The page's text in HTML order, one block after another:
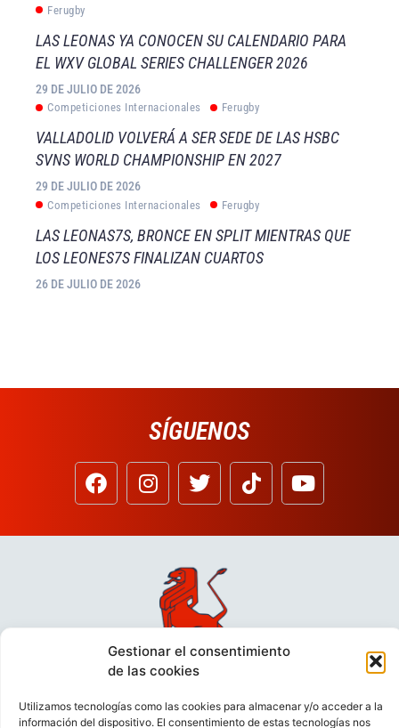
Gestionar el consentimiento
de las cookies
Utilizamos tecnologías como las cookies para almacenar y/o acceder a la
información del dispositivo. El consentimiento de estas tecnologías nos
Ferugby
LAS LEONAS YA CONOCEN SU CALENDARIO PARA
EL WXV GLOBAL SERIES CHALLENGER 2026
29 DE JULIO DE 2026
Competiciones Internacionales Ferugby
VALLADOLID VOLVERÁ A SER SEDE DE LAS HSBC
SVNS WORLD CHAMPIONSHIP EN 2027
29 DE JULIO DE 2026
Competiciones Internacionales Ferugby
LAS LEONAS7S, BRONCE EN SPLIT MIENTRAS QUE
LOS LEONES7S FINALIZAN CUARTOS
26 DE JULIO DE 2026
SÍGUENOS